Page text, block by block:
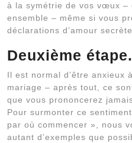
à la symétrie de vos vœux –
ensemble – même si vous
déclarations d’amour
Deuxième
Il est normal d’être anxieux
mariage – après tout, ce
que vous prononcerez
Pour surmonter ce
par où commencer », nous
autant d’exemples que